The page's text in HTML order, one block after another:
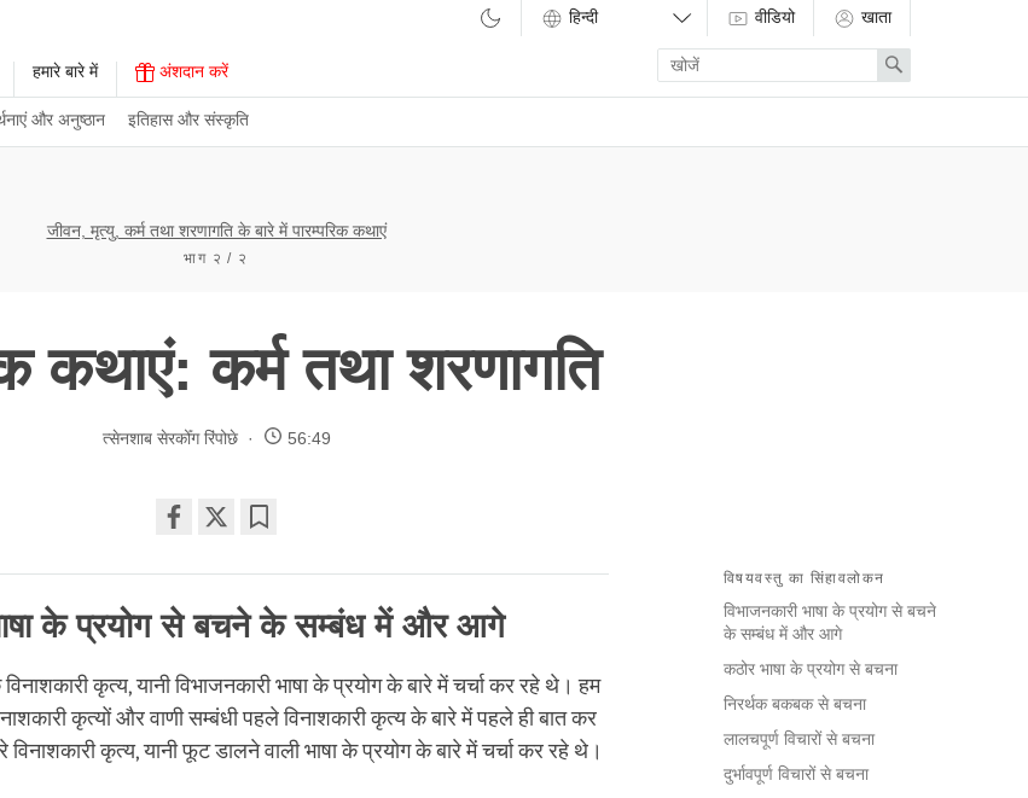
और अनुष्ठान इतिहास और संस्कृति
हमारे बारे में अंशदान करें
वीडियो खाता
Enter
search
term
Search
जीवन, मृत्यु, कर्म तथा शरणागति के बारे में पारम्परिक कथाएं
भाग २ / २
कथाएं: कर्म तथा शरणागति
त्सेनशाब सेरकोँग रिंपोछे 56:49
on
facebook
विषयवस्तु का सिंहावलोकन
विभाजनकारी भाषा के प्रयोग से बचने
के सम्बंध में और आगे
कठोर भाषा के प्रयोग से बचना
निरर्थक बकबक से बचना
लालचपूर्ण विचारों से बचना
दुर्भावपूर्ण विचारों से बचना
के प्रयोग से बचने के सम्बंध में और आगे
कृत्य, यानी विभाजनकारी भाषा के प्रयोग के बारे में चर्चा कर रहे थे। हम
कृत्यों और वाणी सम्बंधी पहले विनाशकारी कृत्य के बारे में पहले ही बात कर
कृत्य, यानी फूट डालने वाली भाषा के प्रयोग के बारे में चर्चा कर रहे थे।